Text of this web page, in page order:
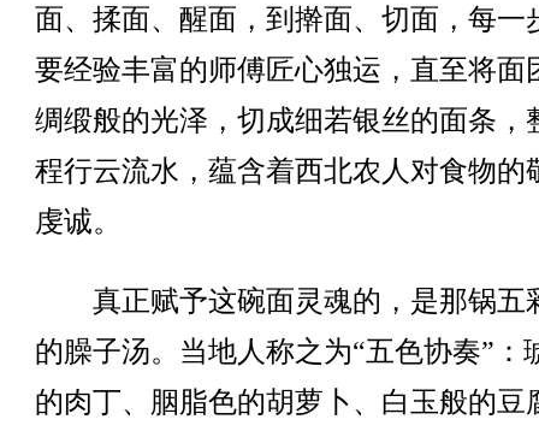
面、揉面、醒面，到擀面、切面，每一
要经验丰富的师傅匠心独运，直至将面
绸缎般的光泽，切成细若银丝的面条，
程行云流水，蕴含着西北农人对食物的
虔诚。
真正赋予这碗面灵魂的，是那锅五
的臊子汤。当地人称之为“五色协奏”：
的肉丁、胭脂色的胡萝卜、白玉般的豆